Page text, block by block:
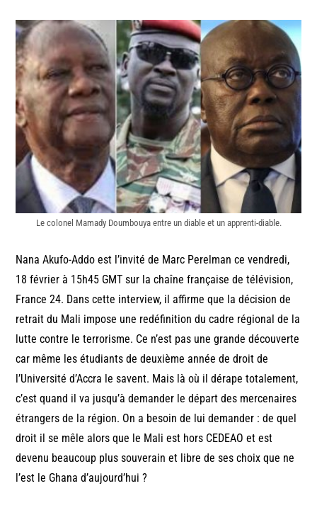
Le colonel Mamady Doumbouya entre un diable et un apprenti-diable.
Nana Akufo-Addo est l’invité de Marc Perelman ce vendredi,
18 février à 15h45 GMT sur la chaîne française de télévision,
France 24. Dans cette interview, il affirme que la décision de
retrait du Mali impose une redéfinition du cadre régional de la
lutte contre le terrorisme. Ce n’est pas une grande découverte
car même les étudiants de deuxième année de droit de
l’Université d’Accra le savent. Mais là où il dérape totalement,
c’est quand il va jusqu’à demander le départ des mercenaires
étrangers de la région. On a besoin de lui demander : de quel
droit il se mêle alors que le Mali est hors CEDEAO et est
devenu beaucoup plus souverain et libre de ses choix que ne
l’est le Ghana d’aujourd’hui ?